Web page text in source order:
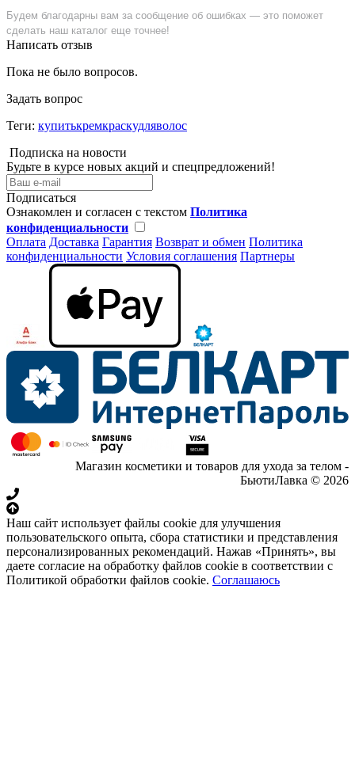
Будем благодарны вам за сообщение об ошибках — это поможет
сделать наш каталог еще точнее!
Написать отзыв
Пока не было вопросов.
Задать вопрос
Теги: купитькремкраскудляволос
Подписка на новости
Будьте в курсе новых акций и спецпредложений!
Подписаться
Ознакомлен и согласен с текстом Политика
конфиденциальности
Оплата Доставка Гарантия Возврат и обмен Политика
конфиденциальности Условия соглашения Партнеры
Магазин косметики и товаров для ухода за телом -
БьютиЛавка © 2026
Наш сайт использует файлы cookie для улучшения
пользовательского опыта, сбора статистики и представления
персонализированных рекомендаций. Нажав «Принять», вы
даете согласие на обработку файлов cookie в соответствии с
Политикой обработки файлов cookie. Соглашаюсь